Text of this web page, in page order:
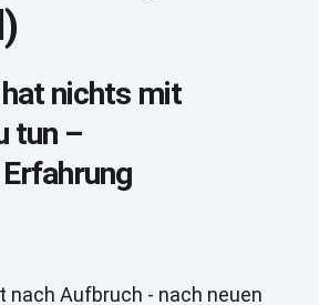
nichts mit
tun –
nach Aufbruch - nach neuen